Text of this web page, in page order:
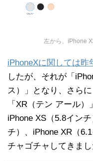
左から、iPhone
iPhoneXに関しては昨
したが、それが「
ス）」となり、さら
「XR（テン アール
iPhone XS（5.8イン
チ）、iPhone XR（
チャゴチャしてきま